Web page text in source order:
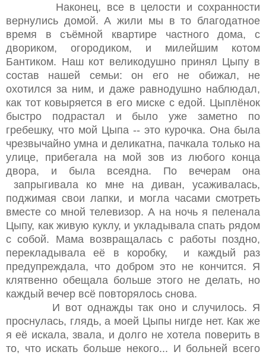
Наконец, все в целости и сохранности
вернулись домой. А жили мы в то благодатное
время в съёмной квартире частного дома, с
двориком, огородиком, и милейшим котом
Бантиком. Наш кот великодушно принял Цыпу в
состав нашей семьи: он его не обижал, не
охотился за ним, и даже равнодушно наблюдал,
как тот ковыряется в его миске с едой. Цыплёнок
быстро подрастал и было уже заметно по
гребешку, что мой Цыпа -- это курочка. Она была
чрезвычайно умна и деликатна, пачкала только на
улице, прибегала на мой зов из любого конца
двора, и была всеядна. По вечерам она
запрыгивала ко мне на диван, усаживалась,
поджимая свои лапки, и могла часами смотреть
вместе со мной телевизор. А на ночь я пеленала
Цыпу, как живую куклу, и укладывала спать рядом
с собой. Мама возвращалась с работы поздно,
перекладывала её в коробку, и каждый раз
предупреждала, что добром это не кончится. Я
клятвенно обещала больше этого не делать, но
каждый вечер всё повторялось снова.
И вот однажды так оно и случилось. Я
проснулась, глядь, а моей Цыпы нигде нет. Как же
я её искала, звала, и долго не хотела поверить в
то, что искать больше некого... И больней всего